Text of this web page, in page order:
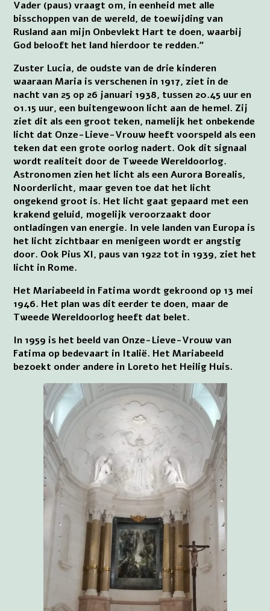
Vader (paus) vraagt om, in eenheid met alle
bisschoppen van de wereld, de toewijding van
Rusland aan mijn Onbevlekt Hart te doen, waarbij
God belooft het land hierdoor te redden.”
Zuster Lucia, de oudste van de drie kinderen
waaraan Maria is verschenen in 1917, ziet in de
nacht van 25 op 26 januari 1938, tussen 20.45 uur en
01.15 uur, een buitengewoon licht aan de hemel. Zij
ziet dit als een groot teken, namelijk het onbekende
licht dat Onze-Lieve-Vrouw heeft voorspeld als een
teken dat een grote oorlog nadert. Ook dit signaal
wordt realiteit door de Tweede Wereldoorlog.
Astronomen zien het licht als een Aurora Borealis,
Noorderlicht, maar geven toe dat het licht
ongekend groot is. Het licht gaat gepaard met een
krakend geluid, mogelijk veroorzaakt door
ontladingen van energie. In vele landen van Europa is
het licht zichtbaar en menigeen wordt er angstig
door. Ook Pius XI, paus van 1922 tot in 1939, ziet het
licht in Rome.
Het Mariabeeld in Fatima wordt gekroond op 13 mei
1946. Het plan was dit eerder te doen, maar de
Tweede Wereldoorlog heeft dat belet.
In 1959 is het beeld van Onze-Lieve-Vrouw van
Fatima op bedevaart in Italië. Het Mariabeeld
bezoekt onder andere in Loreto het Heilig Huis.